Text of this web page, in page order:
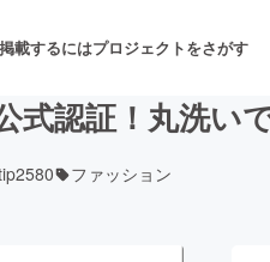
載するにはプロジェクトをさがす
認証！丸洗い
ファッション